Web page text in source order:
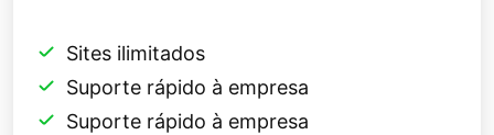
Sites ilimitados
Suporte rápido à empresa
Suporte rápido à empresa